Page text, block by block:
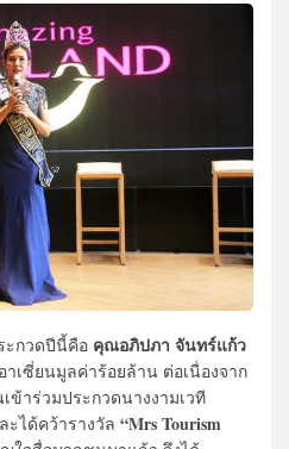
ะกวดปีนี้คือ คุณอภิปภา จันทร์แก้ว
เซี่ยนมูลค่าร้อยล้าน ต่อเนื่องจาก
ข้าร่วมประกวดนางงามเวที
ได้คว้ารางวัล “Mrs Tourism